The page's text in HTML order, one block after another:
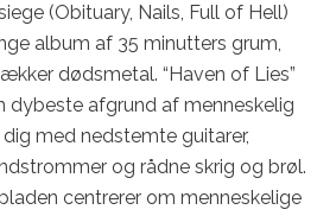
(Obituary, Nails, Full of Hell)
album af 35 minutters grum,
dødsmetal. “Haven of Lies”
dybeste afgrund af menneskelig
med nedstemte guitarer,
og rådne skrig og brøl.
centrerer om menneskelige